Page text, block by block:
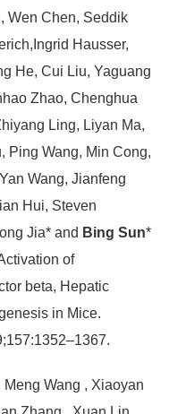
Wen Chen, Seddik
Hausser,
He, Cui Liu, Yaguang
Zhao, Chenghua
Ling, Liyan Ma,
Ping Wang, Min Cong,
Wang, Jianfeng
Hui, Steven
Jia* and Bing Sun*
of
beta, Hepatic
in Mice.
Meng Wang , Xiaoyan